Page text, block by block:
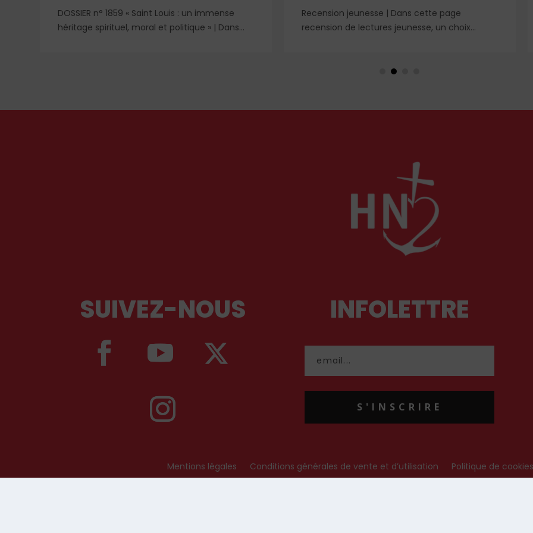
DOSSIER n° 1859 « Saint Louis : un immense
héritage spirituel, moral et politique » | Dans
respectives, se lit l'équilibre singulier d'une
Recension jeunesse | Dans cette page
recension de lectures jeunesse, un choix
SUIVEZ-NOUS INFOLETTRE
S'INSCRIRE
Mentions légales Conditions générales de vente et d’utilisation Politique de cookies